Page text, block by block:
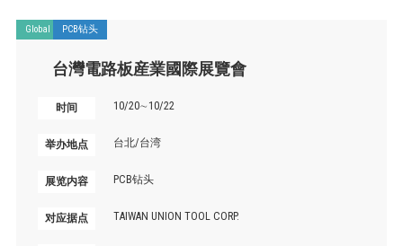
Global PCB钻头
台灣電路板産業國際展覽會
时间 10/20∼10/22
举办地点 台北/台湾
展览内容 PCB钻头
对应据点 TAIWAN UNION TOOL CORP.